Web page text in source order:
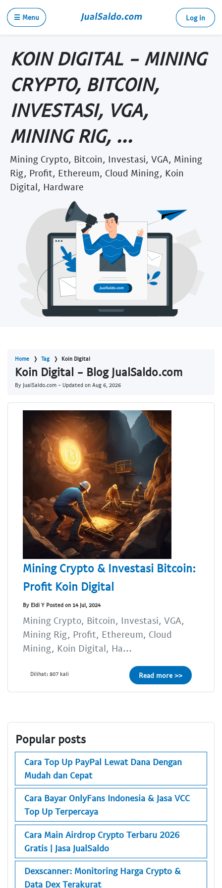
☰ Menu Log in
KOIN DIGITAL - MINING
CRYPTO, BITCOIN,
INVESTASI, VGA,
MINING RIG, ...
Mining Crypto, Bitcoin, Investasi, VGA, Mining
Rig, Profit, Ethereum, Cloud Mining, Koin
Digital, Hardware
Home Tag Koin Digital
Koin Digital - Blog JualSaldo.com
By JualSaldo.com - Updated on Aug 6, 2026
Mining Crypto & Investasi Bitcoin:
Profit Koin Digital
By Eldi Y Posted on 14 Jul, 2024
Mining Crypto, Bitcoin, Investasi, VGA,
Mining Rig, Profit, Ethereum, Cloud
Mining, Koin Digital, Ha...
Dilihat: 807 kali Read more >>
Popular posts
Cara Top Up PayPal Lewat Dana Dengan
Mudah dan Cepat
Cara Bayar OnlyFans Indonesia & Jasa VCC
Top Up Terpercaya
Cara Main Airdrop Crypto Terbaru 2026
Gratis | Jasa JualSaldo
Dexscanner: Monitoring Harga Crypto &
Data Dex Terakurat